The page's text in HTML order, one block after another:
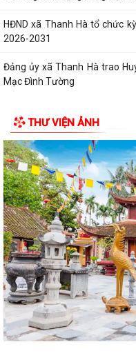
Công an xã Thanh Hà xử
với 7 cơ sở kinh doanh có điều...
Hội nghị toàn quốc nghiên
hiện Nghị quyết Hội nghị lần...
Hà họp phiên thường kỳ Quý II...
Khai mạc Lớp bồi dưỡng cập
Phụ nữ cơ sở năm 2026
Công an thành phố Hải
lực lượng tham gia bảo vệ an...
Lịch làm việc của Thường
27/7/2026 đến ngày 31/7/
Thanh Hà tổ chức Lễ thắp nến
Ủy ban MTTQ Việt Nam xã
quà tri ân các gia đình liệt sĩ
THƯ VIỆN ẢNH